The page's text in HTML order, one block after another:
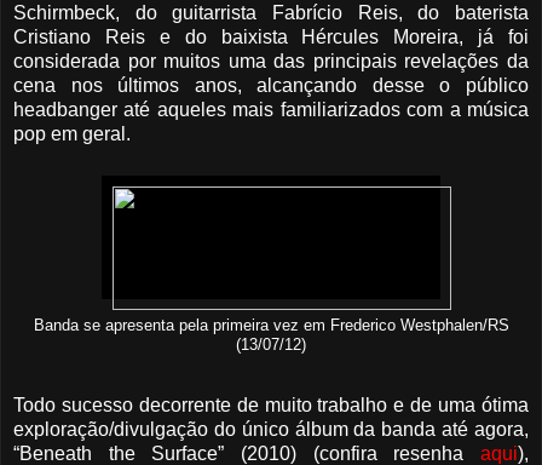
Schirmbeck, do guitarrista Fabrício Reis, do baterista
Cristiano Reis e do baixista Hércules Moreira, já foi
considerada por muitos uma das principais revelações da
cena nos últimos anos, alcançando desse o público
headbanger até aqueles mais familiarizados com a música
pop em geral.
Banda se apresenta pela primeira vez em Frederico Westphalen/RS
(13/07/12)
Todo sucesso decorrente de muito trabalho e de uma ótima
exploração/divulgação do único álbum da banda até agora,
“Beneath the Surface” (2010) (confira resenha aqui),